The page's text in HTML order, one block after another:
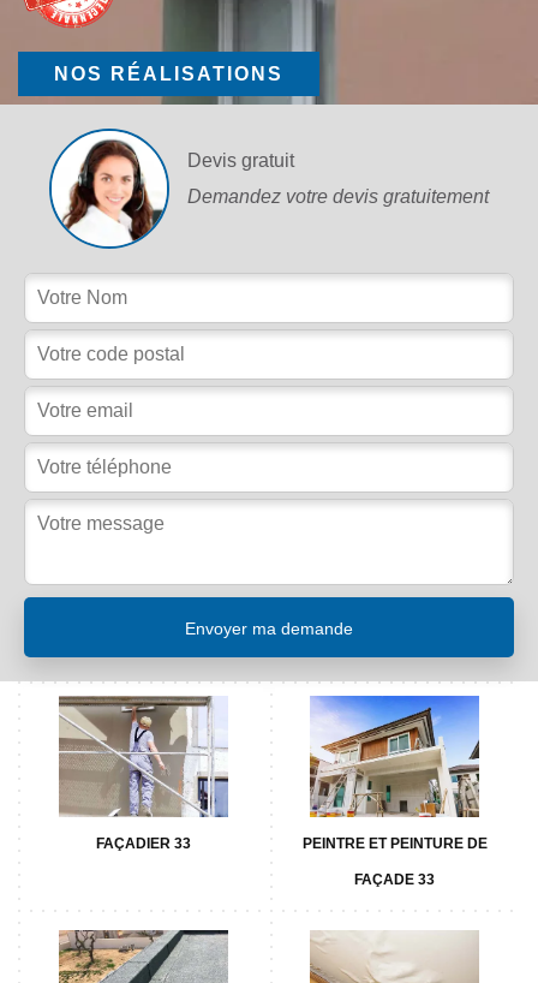
NOS RÉALISATIONS
Devis gratuit
Demandez votre devis gratuitement
FAÇADIER 33 PEINTRE ET PEINTURE DE
FAÇADE 33